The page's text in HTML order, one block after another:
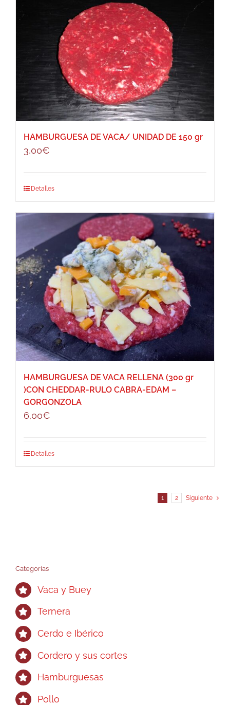
HAMBURGUESA DE VACA/ UNIDAD DE 150 gr
3,00€
Detalles
HAMBURGUESA DE VACA RELLENA (300 gr
)CON CHEDDAR-RULO CABRA-EDAM –
GORGONZOLA
6,00€
Detalles
1 2 Siguiente
Categorías
Vaca y Buey
Ternera
Cerdo e Ibérico
Cordero y sus cortes
Hamburguesas
Pollo